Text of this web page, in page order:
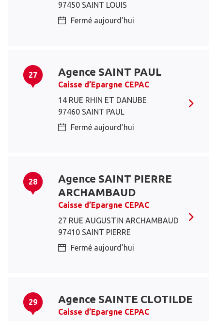
97450 SAINT LOUIS
Fermé aujourd’hui
27 Agence SAINT PAUL
Caisse d’Epargne CEPAC
14 RUE RHIN ET DANUBE
97460 SAINT PAUL
Fermé aujourd’hui
28
Agence SAINT PIERRE
ARCHAMBAUD
Caisse d’Epargne CEPAC
27 RUE AUGUSTIN ARCHAMBAUD
97410 SAINT PIERRE
Fermé aujourd’hui
29 Agence SAINTE CLOTILDE
Caisse d’Epargne CEPAC